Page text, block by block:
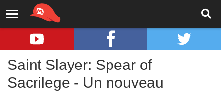
Saint Slayer: Spear of
Sacrilege - Un nouveau